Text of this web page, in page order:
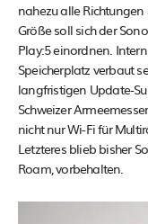
nahezu alle
Größe soll sich der
Play:5 einordnen.
Speicherplatz verbaut
langfristigen Update-
Schweizer
nicht nur Wi-Fi für
Letzteres blieb bisher
Roam, vorbehalten.